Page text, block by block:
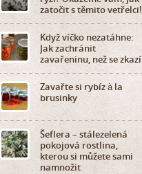
zatočit s těmito vetřelci!
Když víčko nezatáhne:
Jak zachránit
zavařeninu, než se zkazí
Zavařte si rybíz à la
brusinky
Šeflera – stálezelená
pokojová rostlina,
kterou si můžete sami
namnožit